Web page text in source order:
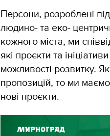
Персони, розроблені
людино- та еко-
кожного міста, ми
які проєкти та
можливості розвитку.
пропозицій, то ми
нові проєкти.